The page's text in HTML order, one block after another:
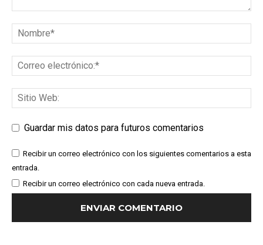
Guardar mis datos para futuros comentarios
Recibir un correo electrónico con los siguientes comentarios a esta
entrada.
Recibir un correo electrónico con cada nueva entrada.